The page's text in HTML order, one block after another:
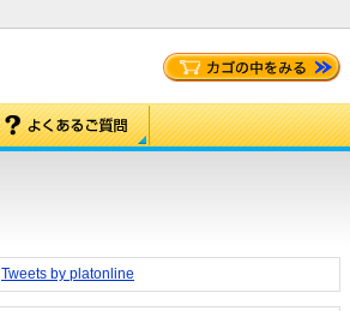
Tweets by platonline